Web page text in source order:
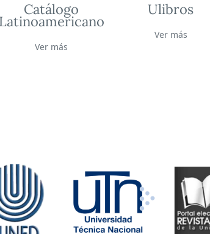
Catálogo
Latinoamericano
Ver más
Ulibros
Ver más